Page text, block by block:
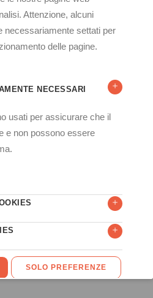
e formiche) e quelli
mosche,
pronta all’uso per
per l’uso all’interno ed
Megalon® Premium contiene una